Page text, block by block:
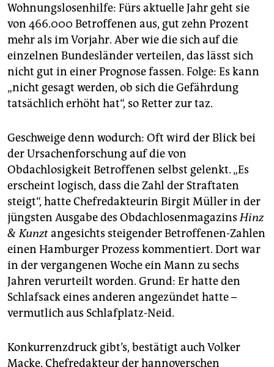
Wohnungslosenhilfe: Fürs aktuelle Jahr geht sie
von 466.000 Betroffenen aus, gut zehn Prozent
mehr als im Vorjahr. Aber wie die sich auf die
einzelnen Bundesländer verteilen, das lässt sich
nicht gut in einer Prognose fassen. Folge: Es kann
„nicht gesagt werden, ob sich die Gefährdung
tatsächlich erhöht hat“, so Retter zur taz.
Geschweige denn wodurch: Oft wird der Blick bei
der Ursachenforschung auf die von
Obdachlosigkeit Betroffenen selbst gelenkt. „Es
erscheint logisch, dass die Zahl der Straftaten
steigt“, hatte Chefredakteurin Birgit Müller in der
jüngsten Ausgabe des ObdachlosenmagazinsHinz
& Kunztangesichts steigender Betroffenen-Zahlen
einen Hamburger Prozess kommentiert. Dort war
in der vergangenen Woche ein Mann zu sechs
Jahren verurteilt worden. Grund: Er hatte den
Schlafsack eines anderen angezündet hatte –
vermutlich aus Schlafplatz-Neid.
Konkurrenzdruck gibt’s, bestätigt auch Volker
Macke, Chefredakteur der hannoverschen